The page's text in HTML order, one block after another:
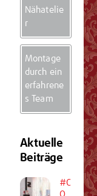
Nähatelie
r
Montage
durch ein
erfahrene
s Team
Aktuelle
Beiträge
#C